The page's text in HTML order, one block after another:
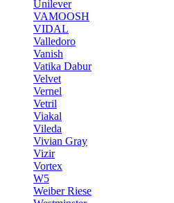
Unilever
VAMOOSH
VIDAL
Valledoro
Vanish
Vatika Dabur
Velvet
Vernel
Vetril
Viakal
Vileda
Vivian Gray
Vizir
Vortex
W5
Weiber Riese